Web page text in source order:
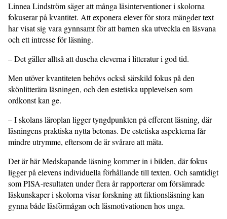
Linnea Lindström säger att många läsinterventioner i skolorna
fokuserar på kvantitet. Att exponera elever för stora mängder text
har visat sig vara gynnsamt för att barnen ska utveckla en läsvana
och ett intresse för läsning.
– Det gäller alltså att duscha eleverna i litteratur i god tid.
Men utöver kvantiteten behövs också särskild fokus på den
skönlitterära läsningen, och den estetiska upplevelsen som
ordkonst kan ge.
– I skolans läroplan ligger tyngdpunkten på efferent läsning, där
läsningens praktiska nytta betonas. De estetiska aspekterna får
mindre utrymme, eftersom de är svårare att mäta.
Det är här Medskapande läsning kommer in i bilden, där fokus
ligger på elevens individuella förhållande till texten. Och samtidigt
som PISA-resultaten under flera år rapporterar om försämrade
läskunskaper i skolorna visar forskning att fiktionsläsning kan
gynna både läsförmågan och läsmotivationen hos unga.